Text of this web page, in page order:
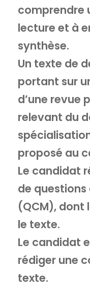
comprendre
lecture et à
synthèse.
Un texte de
portant sur
d’une revue
relevant du
proposé au
Le candidat
de
(QCM), dont
le texte.
Le candidat
rédiger une
texte.